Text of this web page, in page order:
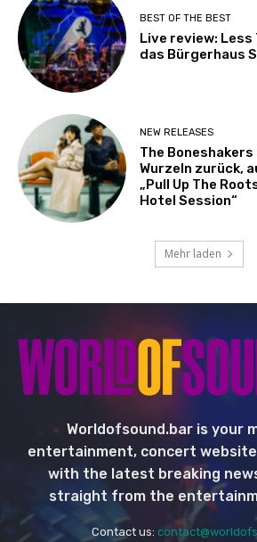
BEST OF THE BEST
Live review: Less
das Bürgerhaus
NEW RELEASES
The
Wurzeln zurück,
„Pull Up The
Hotel Session“
Mehr laden
Worldofsound.bar is your
entertainment, concert
with the latest breaking
straight from the
Contact us: